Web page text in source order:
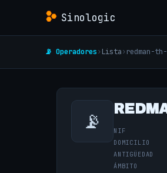
Sinologic
📡 Operadores› Lista› redman-
📡 NIF
DOMICILIO
ANTIGÜEDAD
ÁMBITO